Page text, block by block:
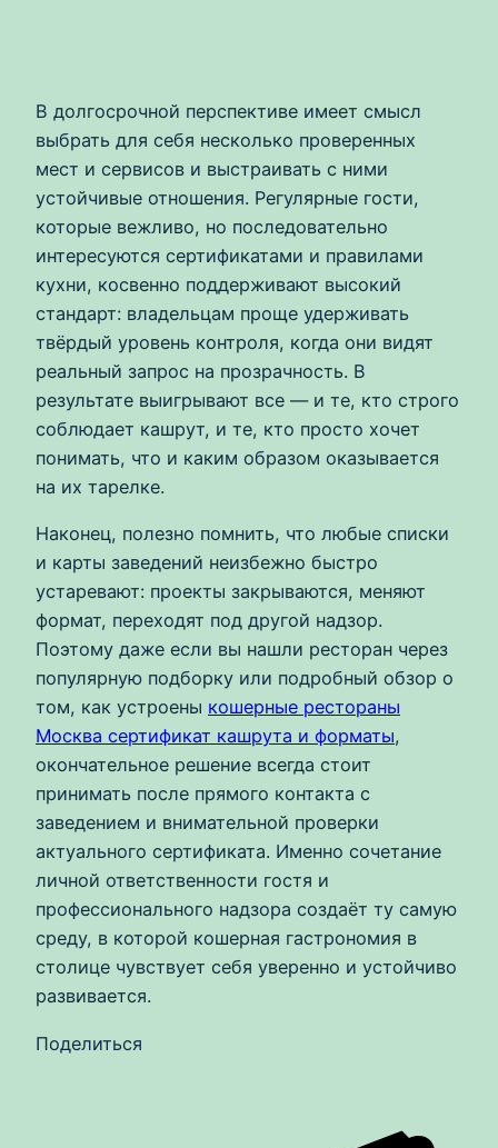
В долгосрочной перспективе имеет смысл
выбрать для себя несколько проверенных
мест и сервисов и выстраивать с ними
устойчивые отношения. Регулярные гости,
которые вежливо, но последовательно
интересуются сертификатами и правилами
кухни, косвенно поддерживают высокий
стандарт: владельцам проще удерживать
твёрдый уровень контроля, когда они видят
реальный запрос на прозрачность. В
результате выигрывают все — и те, кто строго
соблюдает кашрут, и те, кто просто хочет
понимать, что и каким образом оказывается
на их тарелке.
Наконец, полезно помнить, что любые списки
и карты заведений неизбежно быстро
устаревают: проекты закрываются, меняют
формат, переходят под другой надзор.
Поэтому даже если вы нашли ресторан через
популярную подборку или подробный обзор о
том, как устроены кошерные рестораны
Москва сертификат кашрута и форматы,
окончательное решение всегда стоит
принимать после прямого контакта с
заведением и внимательной проверки
актуального сертификата. Именно сочетание
личной ответственности гостя и
профессионального надзора создаёт ту самую
среду, в которой кошерная гастрономия в
столице чувствует себя уверенно и устойчиво
развивается.
Поделиться